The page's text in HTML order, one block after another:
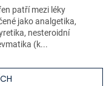
patří mezi léky
jako analgetika,
nesteroidní
(k...